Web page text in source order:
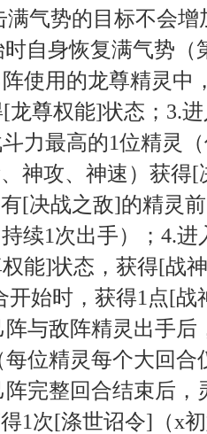
满气势的目标不会
时自身恢复满气势（
使用的龙尊精灵中
龙尊权能]状态；3.
力最高的1位精灵
神攻、神速）获得
[决战之敌]的精灵
持续1次出手）；4.
能]状态，获得[战
开始时，获得1点[
阵与敌阵精灵出手
每位精灵每个大回
阵完整回合结束后
1次[涤世诏令]（x